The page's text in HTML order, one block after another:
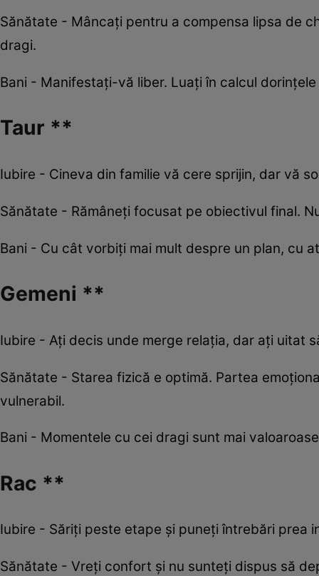
Sănătate - Mâncați pentru a compensa lipsa de
dragi.
Bani - Manifestați-vă liber. Luați în calcul
Taur **
Iubire - Cineva din familie vă cere sprijin, dar vă
Sănătate - Rămâneţi focusat pe obiectivul final.
Bani - Cu cât vorbiţi mai mult despre un plan, cu
Gemeni **
Iubire - Ați decis unde merge relația, dar ați uitat
Sănătate - Starea fizică e optimă. Partea
vulnerabil.
Bani - Momentele cu cei dragi sunt mai
Rac **
Iubire - Săriți peste etape și puneți întrebări prea
Sănătate - Vreți confort și nu sunteți dispus să